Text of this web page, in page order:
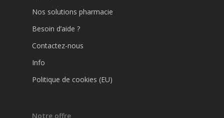
Nos solutions pharmacie
Besoin d’aide ?
Contactez-nous
Info
Politique de cookies (EU)
Notre offre